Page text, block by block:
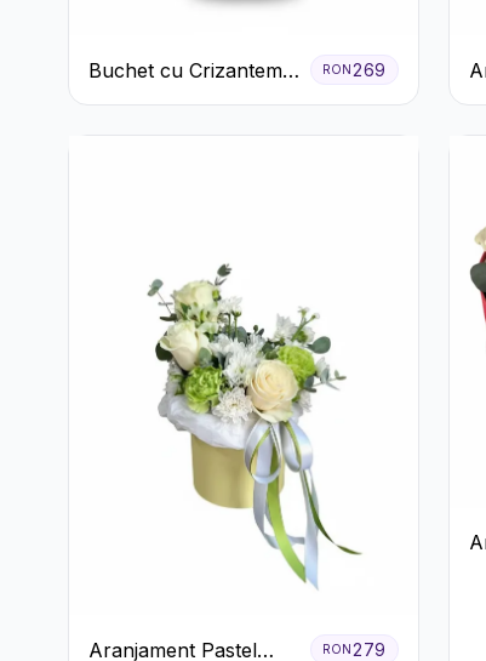
Buchet cu Crizanteme
Albe și Galbene
RON269
Aranjament Pastel
RON 279